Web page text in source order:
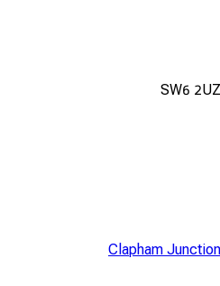
Clapham Junction